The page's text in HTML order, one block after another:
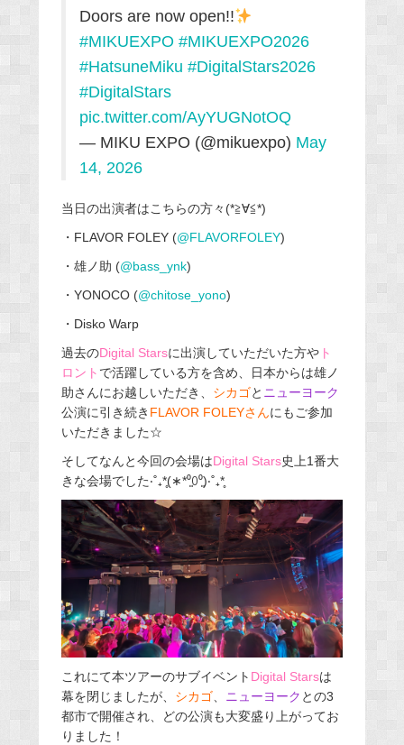
Doors are now open!!
#MIKUEXPO #MIKUEXPO2026
#HatsuneMiku #DigitalStars2026
#DigitalStars
pic.twitter.com/AyYUGNotOQ
— MIKU EXPO (@mikuexpo) May
14, 2026
当日の出演者はこちらの方々(*≧∀≦*)
・FLAVOR FOLEY (@FLAVORFOLEY)
・雄ノ助 (@bass_ynk)
・YONOCO (@chitose_yono)
・Disko Warp
過去のDigital Starsに出演していただいた方やト
ロント で活躍している方を含め、日本からは雄ノ
助さんにお越しいただき、 シカゴと ニューヨーク
公演に引き続き FLAVOR FOLEYさんにもご参加
いただきました☆
そしてなんと今回の会場はDigital Stars史上1番大
きな会場でした‧˚₊*̥(∗︎*⁰͈꒨⁰͈)‧˚₊*̥
これにて本ツアーのサブイベント Digital Starsは
幕を閉じましたが、 シカゴ、 ニューヨーク との3
都市で開催され、どの公演も大変盛り上がってお
りました！